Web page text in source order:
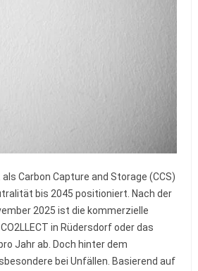
Carbon Capture and Storage (CCS)
bis 2045 positioniert. Nach der
2025 ist die kommerzielle
in Rüdersdorf oder das
Jahr ab. Doch hinter dem
bei Unfällen. Basierend auf